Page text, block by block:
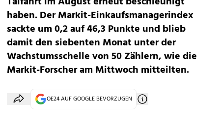
haben. Der Markit-Einkaufsmanagerindex
sackte um 0,2 auf 46,3 Punkte und blieb
damit den siebenten Monat unter der
Wachstumsschelle von 50 Zählern, wie die
Markit-Forscher am Mittwoch mitteilten.
OE24 AUF GOOGLE BEVORZUGEN